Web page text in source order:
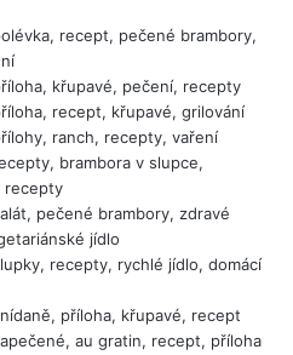
recept, pečené brambory,
křupavé, pečení, recepty
recept, křupavé, grilování
ranch, recepty, vaření
brambora v slupce,
recepty
pečené brambory, zdravé
jídlo
recepty, rychlé jídlo, domácí
příloha, křupavé, recept
au gratin, recept, příloha